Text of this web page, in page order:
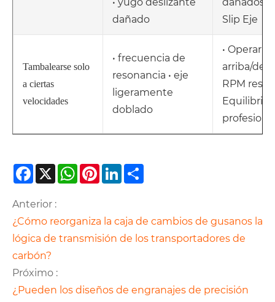
dañado
Slip Eje
Tambalearse solo
a ciertas
velocidades
• frecuencia de
resonancia • eje
ligeramente
doblado
• Operar
arriba/
RPM
Equilibrio
Facebook
X WhatsApp
PinterestLinkedIn
Anterior :
¿Cómo reorganiza la caja de cambios de gusanos la
lógica de transmisión de los transportadores de
carbón?
Próximo :
¿Pueden los diseños de engranajes de precisión